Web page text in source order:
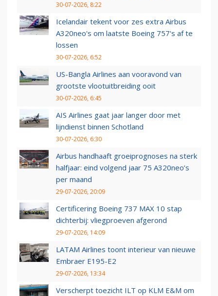
30-07-2026, 8:22
Icelandair tekent voor zes extra Airbus
A320neo's om laatste Boeing 757's af te
lossen
30-07-2026, 6:52
US-Bangla Airlines aan vooravond van
grootste vlootuitbreiding ooit
30-07-2026, 6:45
AIS Airlines gaat jaar langer door met
lijndienst binnen Schotland
30-07-2026, 6:30
Airbus handhaaft groeiprognoses na sterk
halfjaar: eind volgend jaar 75 A320neo’s
per maand
29-07-2026, 20:09
Certificering Boeing 737 MAX 10 stap
dichterbij: vliegproeven afgerond
29-07-2026, 14:09
LATAM Airlines toont interieur van nieuwe
Embraer E195-E2
29-07-2026, 13:34
Verscherpt toezicht ILT op KLM E&M om